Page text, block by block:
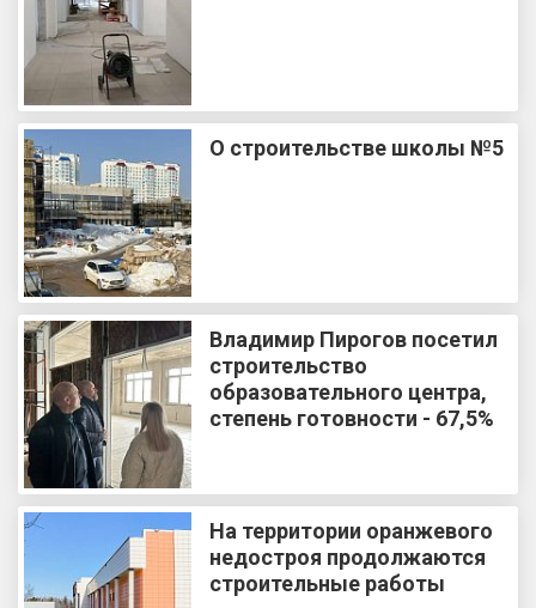
О строительстве школы №5
Владимир Пирогов посетил
строительство
образовательного центра,
степень готовности - 67,5%
На территории оранжевого
недостроя продолжаются
строительные работы